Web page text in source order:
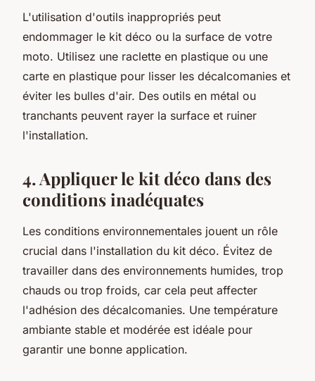
L'utilisation d'outils inappropriés peut
endommager le kit déco ou la surface de votre
moto. Utilisez une raclette en plastique ou une
carte en plastique pour lisser les décalcomanies et
éviter les bulles d'air. Des outils en métal ou
tranchants peuvent rayer la surface et ruiner
l'installation.
4. Appliquer le kit déco dans des
conditions inadéquates
Les conditions environnementales jouent un rôle
crucial dans l'installation du kit déco. Évitez de
travailler dans des environnements humides, trop
chauds ou trop froids, car cela peut affecter
l'adhésion des décalcomanies. Une température
ambiante stable et modérée est idéale pour
garantir une bonne application.